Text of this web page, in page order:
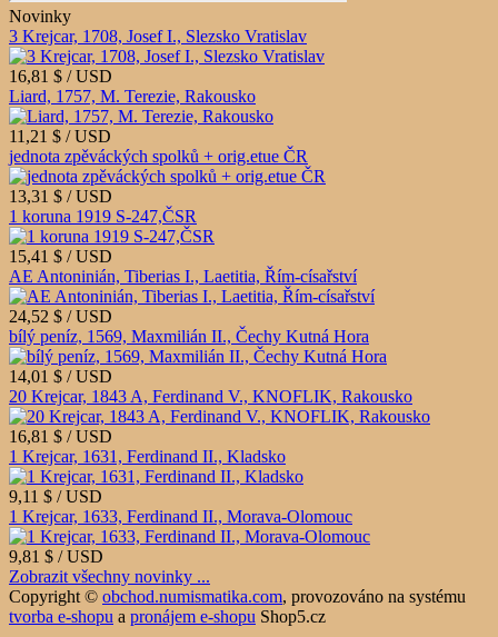
Novinky
3 Krejcar, 1708, Josef I., Slezsko Vratislav
16,81 $ / USD
Liard, 1757, M. Terezie, Rakousko
11,21 $ / USD
jednota zpěváckých spolků + orig.etue ČR
13,31 $ / USD
1 koruna 1919 S-247,ČSR
15,41 $ / USD
AE Antoninián, Tiberias I., Laetitia, Řím-císařství
24,52 $ / USD
bílý peníz, 1569, Maxmilián II., Čechy Kutná Hora
14,01 $ / USD
20 Krejcar, 1843 A, Ferdinand V., KNOFLIK, Rakousko
16,81 $ / USD
1 Krejcar, 1631, Ferdinand II., Kladsko
9,11 $ / USD
1 Krejcar, 1633, Ferdinand II., Morava-Olomouc
9,81 $ / USD
Zobrazit všechny novinky ...
Copyright © obchod.numismatika.com, provozováno na systému
tvorba e-shopu a pronájem e-shopu Shop5.cz